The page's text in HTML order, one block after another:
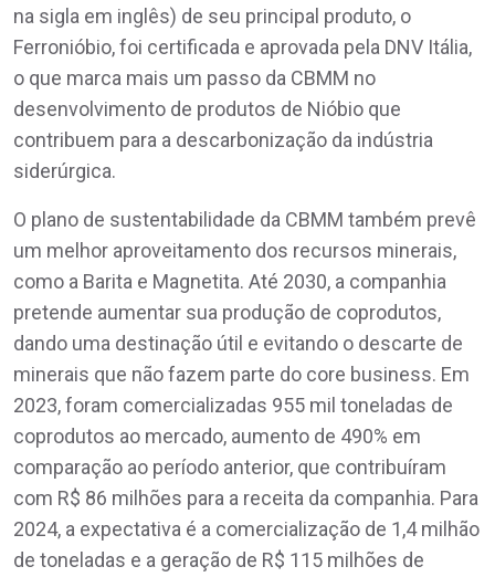
na sigla em inglês) de seu principal produto, o
Ferronióbio, foi certificada e aprovada pela DNV Itália,
o que marca mais um passo da CBMM no
desenvolvimento de produtos de Nióbio que
contribuem para a descarbonização da indústria
siderúrgica.
O plano de sustentabilidade da CBMM também prevê
um melhor aproveitamento dos recursos minerais,
como a Barita e Magnetita. Até 2030, a companhia
pretende aumentar sua produção de coprodutos,
dando uma destinação útil e evitando o descarte de
minerais que não fazem parte do core business. Em
2023, foram comercializadas 955 mil toneladas de
coprodutos ao mercado, aumento de 490% em
comparação ao período anterior, que contribuíram
com R$ 86 milhões para a receita da companhia. Para
2024, a expectativa é a comercialização de 1,4 milhão
de toneladas e a geração de R$ 115 milhões de